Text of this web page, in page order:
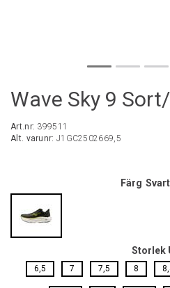
Wave Sky 9
Art.nr: 399511
Alt. varunr: J1GC2502669,5
Färg
Storlek
6,5 7 7,5 8